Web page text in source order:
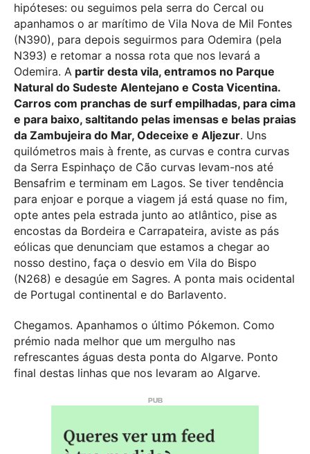
hipóteses: ou seguimos pela serra do Cercal ou
apanhamos o ar marítimo de Vila Nova de Mil Fontes
(N390), para depois seguirmos para Odemira (pela
N393) e retomar a nossa rota que nos levará a
Odemira. A partir desta vila, entramos no Parque
Natural do Sudeste Alentejano e Costa Vicentina.
Carros com pranchas de surf empilhadas, para cima
e para baixo, saltitando pelas imensas e belas praias
da Zambujeira do Mar, Odeceixe e Aljezur. Uns
quilómetros mais à frente, as curvas e contra curvas
da Serra Espinhaço de Cão curvas levam-nos até
Bensafrim e terminam em Lagos. Se tiver tendência
para enjoar e porque a viagem já está quase no fim,
opte antes pela estrada junto ao atlântico, pise as
encostas da Bordeira e Carrapateira, aviste as pás
eólicas que denunciam que estamos a chegar ao
nosso destino, faça o desvio em Vila do Bispo
(N268) e desagúe em Sagres. A ponta mais ocidental
de Portugal continental e do Barlavento.
Chegamos. Apanhamos o último Pókemon. Como
prémio nada melhor que um mergulho nas
refrescantes águas desta ponta do Algarve. Ponto
final destas linhas que nos levaram ao Algarve.